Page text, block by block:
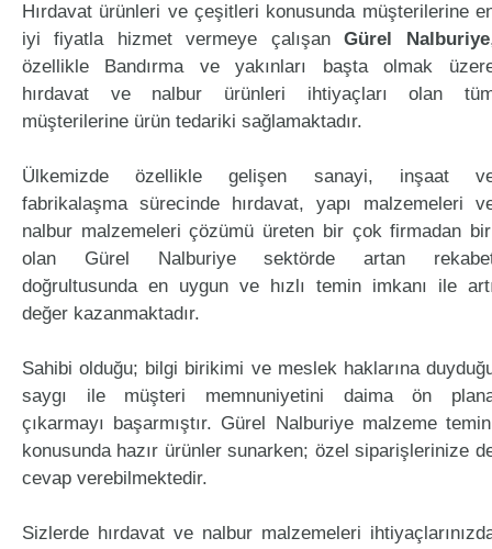
Hırdavat ürünleri ve çeşitleri konusunda müşterilerine
iyi fiyatla hizmet vermeye çalışanGürel Nalburiye
özellikle Bandırma ve yakınları başta olmak
hırdavat ve nalbur ürünleri ihtiyaçları olan
müşterilerine ürün tedariki sağlamaktadır.
Ülkemizde özellikle gelişen sanayi, inşaat
fabrikalaşma sürecinde hırdavat, yapı malzemeleri
nalbur malzemeleri çözümü üreten bir çok firmadan
olan Gürel Nalburiye sektörde artan
doğrultusunda en uygun ve hızlı temin imkanı ile
değer kazanmaktadır.
Sahibi olduğu; bilgi birikimi ve meslek haklarına
saygı ile müşteri memnuniyetini daima ön
çıkarmayı başarmıştır. Gürel Nalburiye malzeme
konusunda hazır ürünler sunarken; özel siparişlerinize
cevap verebilmektedir.
Sizlerde hırdavat ve nalbur malzemeleri